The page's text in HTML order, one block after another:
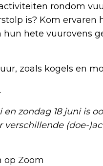
rondom
is? Kom ervaren
hete vuurovens
zoals kogels en
zondag 18 juni is
verschillende (doe-
op Zoom